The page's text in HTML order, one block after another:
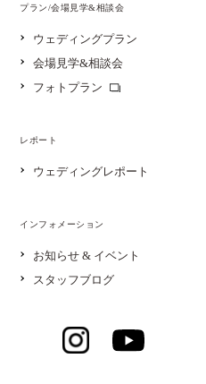
プラン/会場見学&相談会
ウェディングプラン
会場見学&相談会
フォトプラン
レポート
ウェディングレポート
インフォメーション
お知らせ & イベント
スタッフブログ